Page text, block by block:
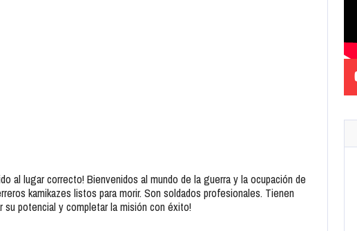
al lugar correcto! Bienvenidos al mundo de la guerra y la ocupación de
kamikazes listos para morir. Son soldados profesionales. Tienen
su potencial y completar la misión con éxito!